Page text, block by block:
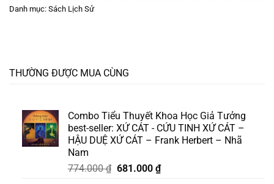
Danh mục: Sách Lịch Sử
THƯỜNG ĐƯỢC MUA CÙNG
Combo Tiểu Thuyết Khoa Học Giả Tưởng
best-seller: XỨ CÁT - CỨU TINH XỨ CÁT –
HẬU DUỆ XỨ CÁT – Frank Herbert – Nhã
Nam
774.000₫ Giá
681.000 ₫Giá